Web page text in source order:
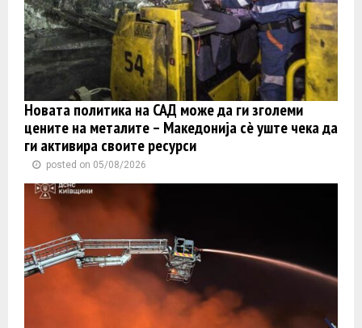
Новата политика на САД може да ги зголеми
цените на металите – Македонија сè уште чека да
ги активира своите ресурси
posted on 05/08/2026